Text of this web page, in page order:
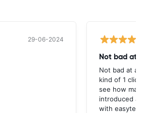
29-06-2024
Not bad at
Not bad at
kind of 1
see how
introduced
with